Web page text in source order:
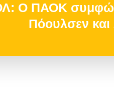
Ο ΠΑΟΚ
Πόουλσεν